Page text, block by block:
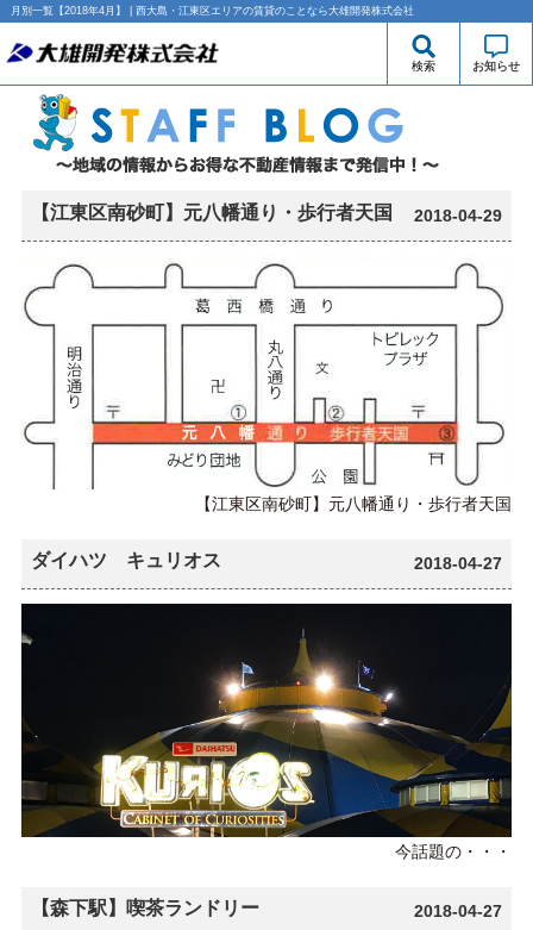
月別一覧【2018年4月】 | 西大島・江東区エリアの賃貸のことなら大雄開発株式会社
検索 お知らせ
【江東区南砂町】元八幡通り・歩行者天国 2018-04-29
【江東区南砂町】元八幡通り・歩行者天国
ダイハツ キュリオス 2018-04-27
今話題の・・・
【森下駅】喫茶ランドリー 2018-04-27